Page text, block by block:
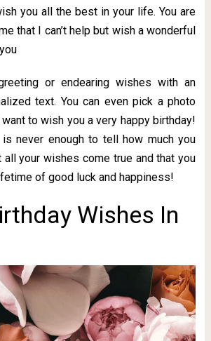
you all the best in your life. You are
that I can’t help but wish a wonderful
or endearing wishes with an
text. You can even pick a photo
to wish you a very happy birthday!
never enough to tell how much you
all your wishes come true and that you
of good luck and happiness!
Wishes In